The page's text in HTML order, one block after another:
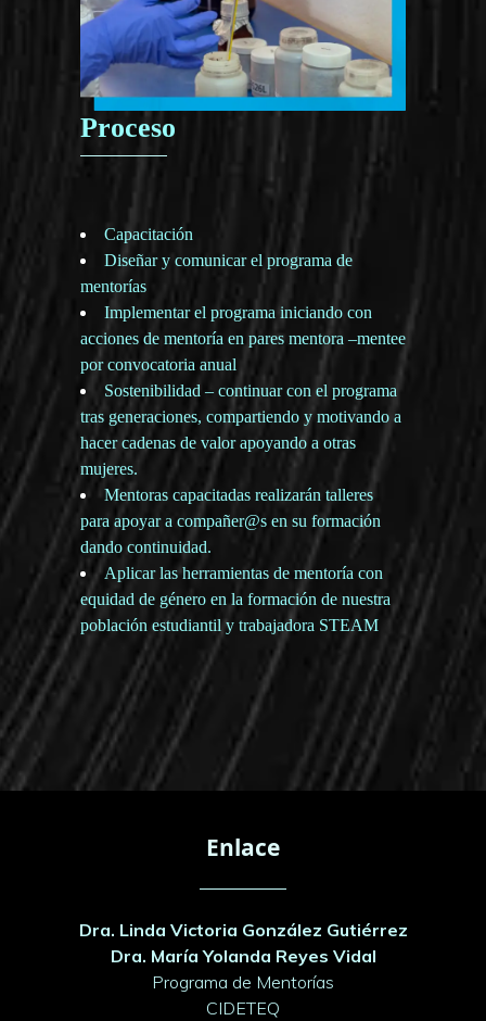
Proceso
Capacitación
Diseñar y comunicar el programa de
mentorías
Implementar el programa iniciando con
acciones de mentoría en pares mentora –mentee
por convocatoria anual
Sostenibilidad – continuar con el programa
tras generaciones, compartiendo y motivando a
hacer cadenas de valor apoyando a otras
mujeres.
Mentoras capacitadas realizarán talleres
para apoyar a compañer@s en su formación
dando continuidad.
Aplicar las herramientas de mentoría con
equidad de género en la formación de nuestra
población estudiantil y trabajadora STEAM
Enlace
Dra. Linda Victoria González Gutiérrez
Dra. María Yolanda Reyes Vidal
Programa de Mentorías
CIDETEQ